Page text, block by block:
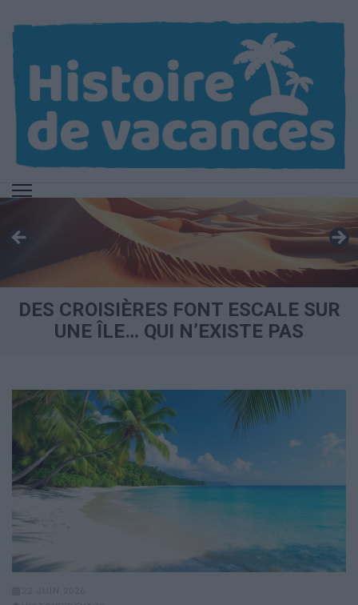
contenu
(Pressez
Entrée)
DES CROISIÈRES FONT ESCALE SUR
UNE ÎLE… QUI N’EXISTE PAS